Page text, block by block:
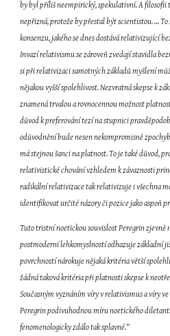
by byl příliš neempirický, spekulativní. A
nepřizná, protože by přestal být scientistou. …
konsenzu, jakého se dnes dostává relativizující
Invazí relativismu se zároveň zvedají stavidla
si při relativizaci samotných základů myšlení
nějakou vyšší spolehlivost. Nezvratná skepse k
znamená trvalou a rovnocennou možnost
důvod k preferování tezí na stupnici
odůvodnění bude nesen nekompromisně
má stejnou šanci na platnost. To je také důvod,
relativistické chování vzhledem k závaznosti
radikální relativizace tak relativizuje i všechna
identifikovat určité názory či pozice jako aspoň
Tuto tristní noetickou souvislost Peregrin zjevně
postmoderní lehkomyslností odhazuje základní
povrchností nárokuje nějaká kritéria větší
žádná taková kritéria při platnosti skepse k
Současným vyznáním víry v relativismus a víry
Peregrin podivuhodnou míru noetického
fenomenologicky zdálo tak splavné.“